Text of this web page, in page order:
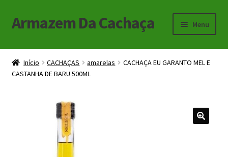
Pular
para
Pular
para
conteúdo
Armazem Da Cachaça Menu
Início
Carrinho
Início CACHAÇAS amarelas
CACHAÇA EU GARANTO MEL E
CASTANHA DE BARU 500ML